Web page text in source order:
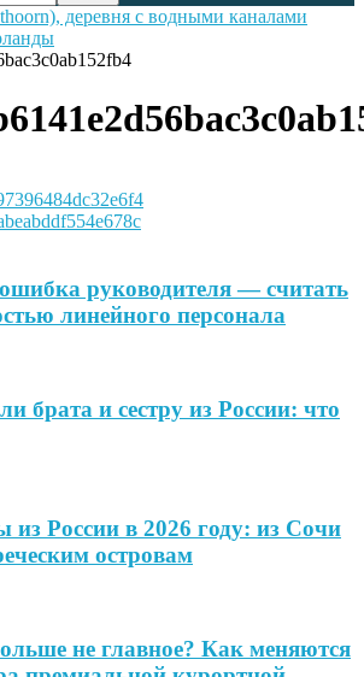
деревня с водными каналами
руководителя — считать
линейного персонала
брата и сестру из России: что
из России в 2026 году: из Сочи
островам
не главное? Как меняются